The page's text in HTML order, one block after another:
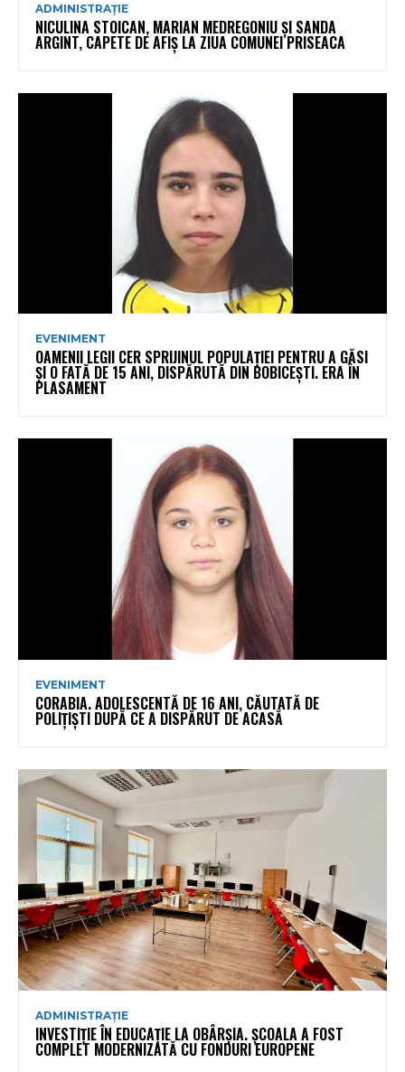
ADMINISTRAȚIE
NICULINA STOICAN, MARIAN MEDREGONIU ȘI SANDA
ARGINT, CAPETE DE AFIȘ LA ZIUA COMUNEI PRISEACA
EVENIMENT
OAMENII LEGII CER SPRIJINUL POPULAȚIEI PENTRU A GĂSI
ȘI O FATĂ DE 15 ANI, DISPĂRUTĂ DIN BOBICEȘTI. ERA ÎN
PLASAMENT
EVENIMENT
CORABIA. ADOLESCENTĂ DE 16 ANI, CĂUTATĂ DE
POLIȚIȘTI DUPĂ CE A DISPĂRUT DE ACASĂ
ADMINISTRAȚIE
INVESTIȚIE ÎN EDUCAȚIE LA OBÂRȘIA. ȘCOALA A FOST
COMPLET MODERNIZATĂ CU FONDURI EUROPENE